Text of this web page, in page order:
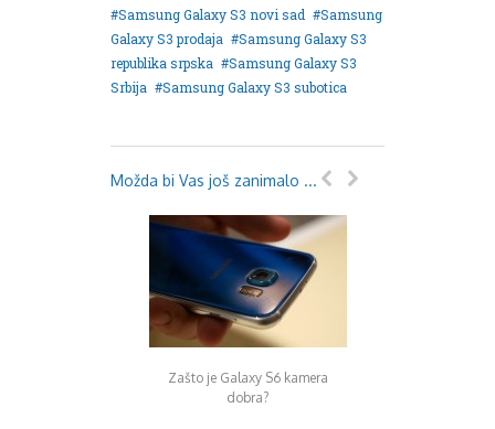
Samsung Galaxy S3 novi sad
Samsung
Galaxy S3 prodaja
Samsung Galaxy S3
republika srpska
Samsung Galaxy S3
Srbija
Samsung Galaxy S3 subotica
Možda bi Vas još zanimalo ...
Zašto je Galaxy S6 kamera
dobra?